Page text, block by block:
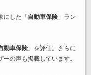
にした「 自動車保険」ラン
動車保険」を評価。さらに
の声も掲載しています。